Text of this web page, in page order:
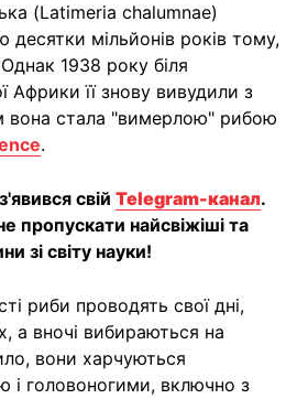
(Latimeria chalumnae)
мільйонів років тому,
1938 року біля
Африки її знову вивудили з
вона стала "вимерлою" рибою
.
свій Telegram-канал.
пропускати найсвіжіші та
зі світу науки!
риби проводять свої дні,
а вночі вибираються на
вони харчуються
і головоногими, включно з